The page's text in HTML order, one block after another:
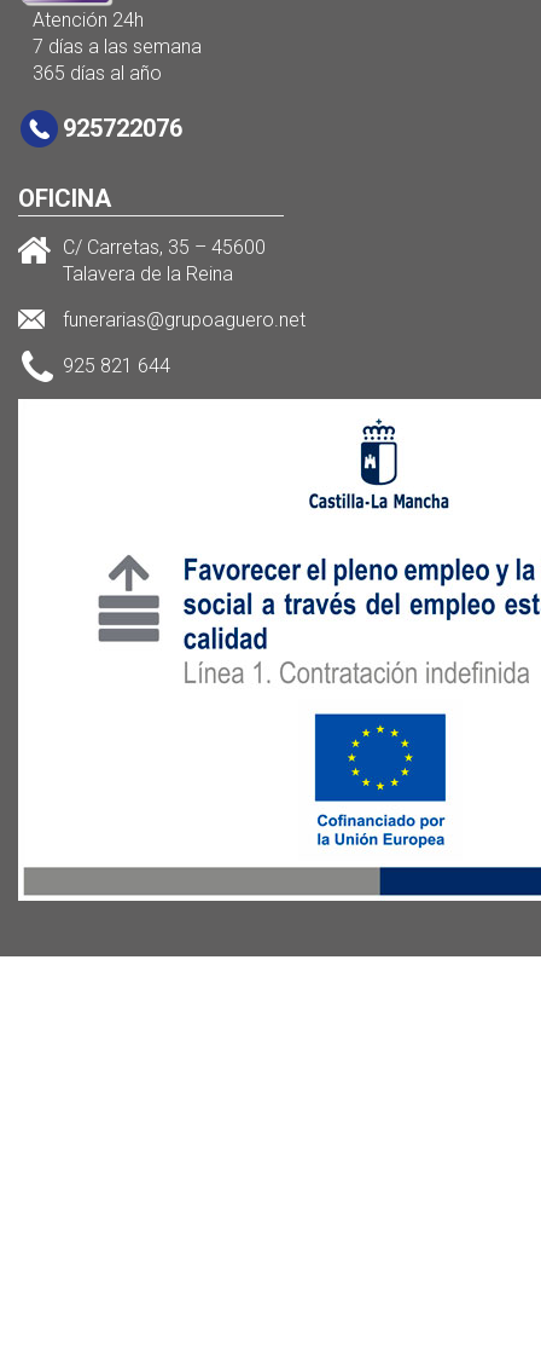
Atención 24h
7 días a las semana
365 días al año
925722076
OFICINA
C/ Carretas, 35 – 45600
Talavera de la Reina
funerarias@grupoaguero.net
925 821 644